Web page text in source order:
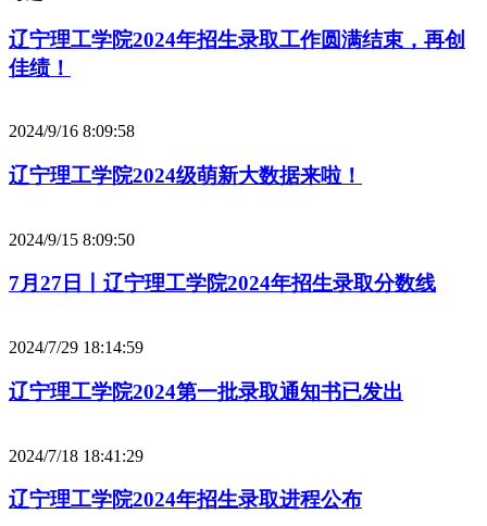
辽宁理工学院2024年招生录取工作圆满结束，再创
佳绩！
2024/9/16 8:09:58
辽宁理工学院2024级萌新大数据来啦！
2024/9/15 8:09:50
7月27日丨辽宁理工学院2024年招生录取分数线
2024/7/29 18:14:59
辽宁理工学院2024第一批录取通知书已发出
2024/7/18 18:41:29
辽宁理工学院2024年招生录取进程公布